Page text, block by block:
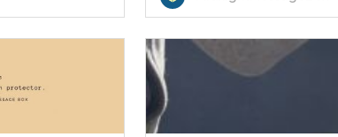
นี้ แย่แล...
ชงกาแฟแสนคุ้นมือ พนักงาน...